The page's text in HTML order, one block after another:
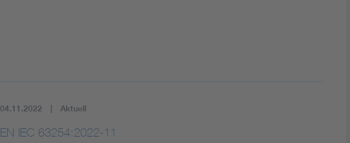
04.11.2022 Aktuell
EN IEC 63254:2022-11